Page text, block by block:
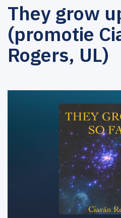
They grow
(promotie
Rogers, UL)